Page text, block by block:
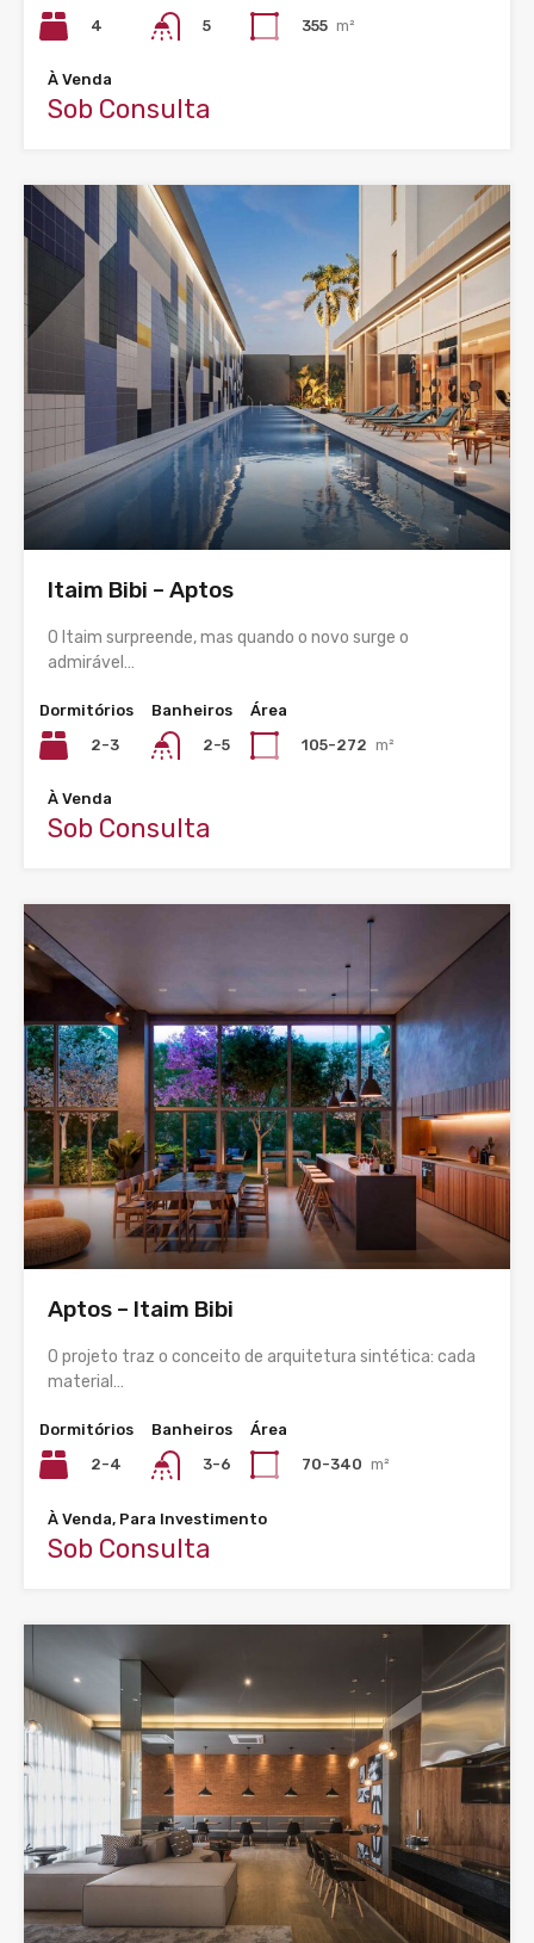
4 5 355 m²
À Venda
Sob Consulta
Itaim Bibi – Aptos
O Itaim surpreende, mas quando o novo surge o
admirável…
Dormitórios
2-3
Banheiros
2-5
Área
105-272 m²
À Venda
Sob Consulta
Aptos – Itaim Bibi
O projeto traz o conceito de arquitetura sintética: cada
material…
Dormitórios
2-4
Banheiros
3-6
Área
70-340 m²
À Venda, Para Investimento
Sob Consulta